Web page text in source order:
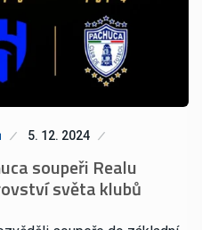
5. 12. 2024
soupeři Realu
světa klubů